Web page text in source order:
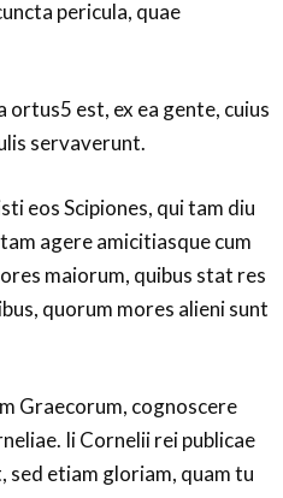
pericula, quae
ortus5 est, ex ea gente, cuius
servaverunt.
eos Scipiones, qui tam diu
agere amicitiasque cum
maiorum, quibus stat res
quorum mores alieni sunt
Graecorum, cognoscere
Ii Cornelii rei publicae
sed etiam gloriam, quam tu